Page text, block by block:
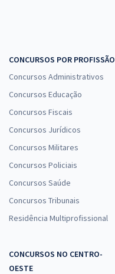
CONCURSOS POR PROFISSÃO
Concursos Administrativos
Concursos Educação
Concursos Fiscais
Concursos Jurídicos
Concursos Militares
Concursos Policiais
Concursos Saúde
Concursos Tribunais
Residência Multiprofissional
CONCURSOS NO CENTRO-
OESTE